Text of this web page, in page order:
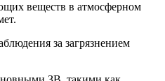
веществ в атмосферном
за загрязнением